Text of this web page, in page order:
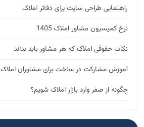
راهنمایی طراحی سایت برای دفاتر املاک
نرخ کمیسیون مشاور املاک 1405
نکات حقوقی املاک که هر مشاور باید بداند
آموزش مشارکت در ساخت برای مشاوران املاک
چگونه از صفر وارد بازار املاک شویم؟